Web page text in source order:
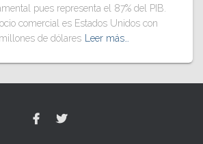
pues representa el 87% del PIB.
comercial es Estados Unidos con
de dólares
Leer más…